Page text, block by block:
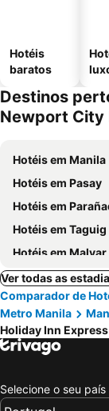
Hotéis
baratos
Destinos
Newport City
Hotéis em Manila
Hotéis em Pasay
Hotéis em
Hotéis em Taguig
Hotéis em Malvar
Ver todas as
Comparador de
Metro Manila
Holiday Inn
Selecione o seu país